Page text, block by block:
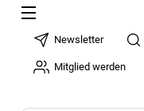
Newsletter
Mitglied werden